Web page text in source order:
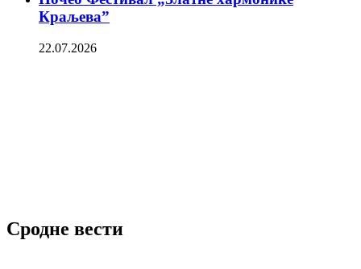
Краљева”
22.07.2026
Сродне вести